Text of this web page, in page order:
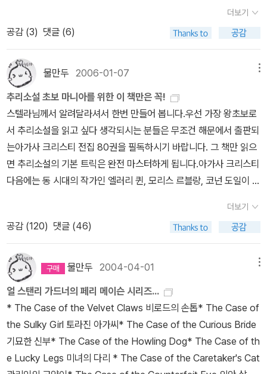
50년부터 2020년까지 꾸준하게 번역되고 있는 것은 국내 인지도가
낮은 것에 비해서 놀랍기 그지 없는데 이는 거의 코난 도일의 셜록 홈
즈나 애거서 크리스티의 포와로나 미스 마플 그리고 르블랑의 아르센
뤼팽과 같은 정도의 레벨이라고 할 수 있다.(물론 홈즈나 포와로/마
플,뤼팽은 거읙 국내에 전집으로 다 번역되었으니 일대일로 비교하기
는 그렇지만 페리 메이슨 시리즈도 50년대부터 지금까지 꾸준히 번
역 되었다는 사실로는 서로 비교할 만 하다 하겠다)메이슨 시리즈가
50~60년대에 의외로 국내에 많이 번역된 것은 아무래도 메이슨 시
리즈가 30년도 부터 간행되었고 TV드라마화 되었기 때문에 당시 미
군이 국내에 주둔하고 있던 영향 탓에 일찍부터 국내에 번역된 것이
아닐까 싶다.하지만 페리 메이슨 시리즈가 86권이나 간행되었고 또
50년대부터 지금까지 꾸준하게 번역되고 있지만 의외로 번역된 작품
출간되었기에 생각보다 많이 번역된 것으로 착각 할 수 있는 것이다.
국내에 번역된 페리 메이슨 시리즈의 원제는 아래와 같다.1.빌로드의
손톱( The Case of the Velvet Claws 1933)>5번 출간▶비로도
의 손톱(문선각 1962)/비로오드의 손톱(보진재 1962)/빌로오드의
손톱(동서추리 1977)/비로도의 손톱(동서DMB 2004)/벨벳속의
발톱(엘렉시르 2022)2.토라진 아가씨(The Case of the Sulky Gi
rl 1933)>4번 출간▶토라진 아가씨(하서 1974)/무서운 사람들(세
진 1992)/토라진 아가씨(해문 1992)/토라진 아가씨(해문 2004)3.
행운의 다리 미녀(The Case of the Lucky Legs 1934)>2번 춝
브라운 신부 포와로와 미스 마플은 전 작품이 번역되었고 엘러리 퀸
과 긴다이치 코오스케도 상당히 많은 작품이 번역되었네요.하지만 저
은 조속히 읽어보시면 좋을듯 싶습니다.by caspi
>밀실 살인의 거장. <황제의 코담배값>과 <모자 수집과 사건>에 이
어 세번째 읽는 존 딕슨 카의 작품이다.꽤나 유명하고 인지도 있는 작
품이지만, 그닥 재미있게 보지는 못했다. 다만, 존 딕슨 카를 무조건
좋아하기로 마음먹기 시작한 작품이고, 딕슨 카 특유의 으시시한 분
위기도 일품이다. 스텐리 엘린의 <제8지옥> 간혹, 내가 좋아하는 리
뷰어들과 극단적으로 호오가 갈리는 작품이 있다. 아주 간혹. 이 작품
이 그랬다.이건 뭐, 추리소설도 아니고, 이야기 자체도 지루해서 읽느
라고 혼났는데, 좋게 본 분들도 많다. 스텐리 엘린의 단편집도 재미있
게 봤더랬는데, 속상하다. 요코미조 세이죠의 긴다이치 시리즈의 대
망의 첫번째 작품. <혼징 살인사건>과 <나비부인사건>이 들어 있다.
두 중편다 무지하게 재미있게 읽었다. 근데, 동서 미스테리의 저 표
지... 첼로 상자에 든 나비부인, 옷 입고 발견되었는데, 왜 표지에는 벌
거벗고 있냐고? 동생이 지적해주었다. 크크크 재미도 재미고, 기억에
러리 퀸의 재발견이라고 해도좋을만큼 감탄에 감탄을 하며 알파벳 시
리즈를 재미나게 읽었다. 근데, 내가 이 책을 두 번째 읽었다는 거. 내
용이 거의 하나도 생각 안 났다는 거...는 문제도 아니다. 드루리 레인
이라는 우아하고, 세련되고, 현학적이고, 어딘가 신화적인 면모를 풍
기는 노탐정. 완전히 반해버렸다. 이야기의 트릭과 생생한 등장인물,
마지막까지 꽉 짜인구성. 흠잡을 곳 없는독서경험.쿄고쿠 나츠히코 <
광골의 꿈><망량의 상자>의 여운이 너무나 강렬하고, 길어서, 필연
적으로 실망할 수 밖에 없었던 책. 그럼에도 불구하고, 단숨에 투덜거
더보기
공감 (3) 댓글 (6)
물만두 2006-01-07
추리소설 초보 마니아를 위한 이 책만은 꼭!
스텔라님께서 알려달라셔서 한번 만들어 봅니다.우선 가장 왕초보로
서 추리소설을 읽고 싶다 생각되시는 분들은 무조건 해문에서 출판되
는아가사 크리스티 전집 80권을 필독하시기 바랍니다. 그 책만 읽으
면 추리소설의 기본 트릭은 완전 마스터하게 됩니다.아가사 크리스티
다음에는 동 시대의 작가인 엘러리 퀸, 모리스 르블랑, 코넌 도일이 되
해도 좋습니다.코넌 도일모리스 르블랑 엘러리 퀸 이 작가들의
책을 읽은 뒤에는 동서미스터리북스에 등장하는 새로운 작가의 작품
들과 새로운 작품들을 골라 읽으시면 됩니다.탐정으로 대표되는 레이
먼드 챈들러의 필립 말로 시리즈그 뒤를 잇는 로스 맥도널드의 루 아
처 시리즈가볍게 읽을 수 있는 얼 스탠리 가드너의 페리 메이슨 시리
즈가 있습니다.또한 각 나라별로 상을 수상한 작품도 있고 사회파나
범죄소설로 나뉘는 요즘 작품도 있읍니다.추리소설도 작가마다 선호
도가 다르고 각기 비슷한 내용이라도 취향이 다를 수 있으니 각자가
좋아하는 장르와 작가를 발견하는 기쁨을 누리기시 바랍니다.각 시리
즈는 시리즈... 작가의 작품목록은 작가의 작품 목록 지금 안 읽으면
더보기
공감 (120) 댓글 (46)
물만두 2004-04-01
얼 스탠리 가드너의 페리 메이슨 시리즈...
* The Case of the Velvet Claws 비로드의 손톱* The Case of
the Sulky Girl 토라진 아가씨* The Case of the Curious Bride
기묘한 신부* The Case of the Howling Dog* The Case of th
e Lucky Legs 미녀의 다리 * The Case of the Caretaker's Cat